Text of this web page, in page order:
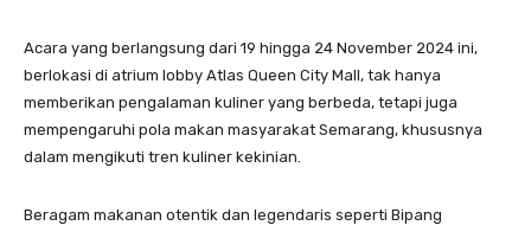
Acara yang berlangsung dari 19 hingga 24 November 2024 ini,
berlokasi di atrium lobby Atlas Queen City Mall, tak hanya
memberikan pengalaman kuliner yang berbeda, tetapi juga
mempengaruhi pola makan masyarakat Semarang, khususnya
dalam mengikuti tren kuliner kekinian.
Beragam makanan otentik dan legendaris seperti Bipang